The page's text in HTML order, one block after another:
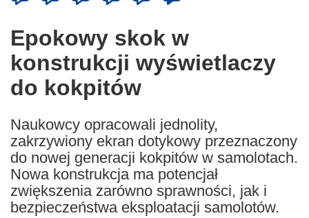
available
the
following
languages:
Epokowy skok w
konstrukcji wyświetlaczy
do kokpitów
Naukowcy opracowali jednolity,
zakrzywiony ekran dotykowy przeznaczony
do nowej generacji kokpitów w samolotach.
Nowa konstrukcja ma potencjał
zwiększenia zarówno sprawności, jak i
bezpieczeństwa eksploatacji samolotów.